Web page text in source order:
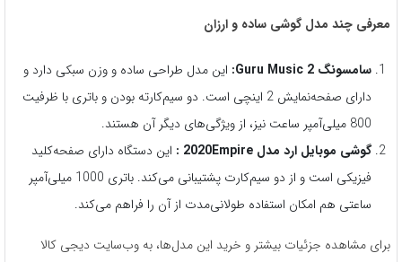
معرفی چند مدل گوشی ساده و ارزان
سامسونگ Guru Music 2
: این مدل طراحی ساده و وزن سبکی دارد و
دارای صفحه‌نمایش 2 اینچی است. دو سیم‌کارته بودن و باتری با ظرفیت
800 میلی‌آمپر ساعت نیز، از ویژگی‌های دیگر آن هستند.
گوشی موبایل ارد مدل 2020 Empire
: این دستگاه دارای صفحه‌کلید
فیزیکی است و از دو سیم‌کارت پشتیبانی می‌کند. باتری 1000 میلی‌آمپر
ساعتی هم امکان استفاده طولانی‌مدت از آن را فراهم می‌کند.
برای مشاهده جزئیات بیشتر و خرید این مدل‌ها، به وب‌سایت دیجی کالا